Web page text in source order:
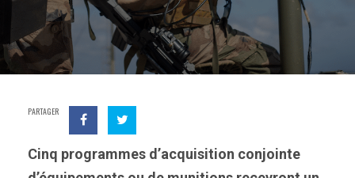
PARTAGER
Cinq programmes d’acquisition conjointe